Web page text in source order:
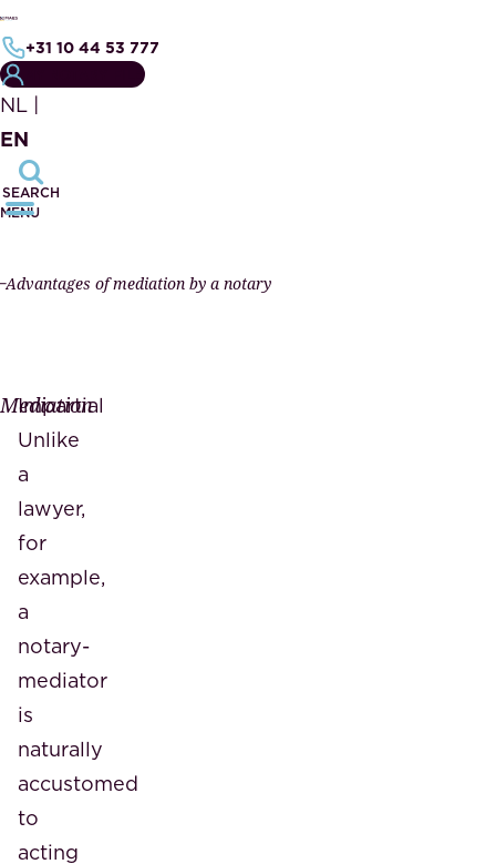
+31 10 44 53 777
NL |
EN
SEARCH
MENU
Advantages of mediation by a notary
Mediation
Impartial
Unlike
a
lawyer,
for
example,
a
notary-
mediator
is
naturally
accustomed
to
acting